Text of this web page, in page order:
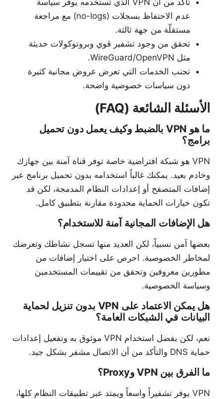
تأكد من أن VPN الذي تستخدمه يوفر سياسة
عدم الاحتفاظ بسجلات (no-logs) مع مراجعة
مستقلّة من جهة ثالثة.
تحقق من وجود تشفير قوي وبروتوكولات حديثة
مثل WireGuard/OpenVPN.
تجنب الخدمات التي تعرض عروض مجانية كثيرة
دون سياسات خصوصية واضحة.
الأسئلة الشائعة (FAQ)
ما هو VPN بالضبط وكيف يعمل دون تحميل
برامج؟
VPN هو شبكة افتراضية خاصة توفر قناة آمنة بين جهازك
وخادم بعيد. يمكنك غالباً استخدامه بدون تحميل برنامج عبر
إضافات المتصفح أو إعدادات النظام المدمجة، لكن قد
تكون خيارات الحماية محدودة مقارنة بتطبيق كامل.
هل الإضافات المجانية آمنة للاستخدام؟
بعضها آمن نسبياً، لكن العديد منها تسجل نشاطك وتعرضك
لمخاطر الخصوصية. احرص على اختيار إضافات من
مطورين معروفين وتحقق من تقييمات المستخدمين
وسياسة الخصوصية.
هل يمكن الاعتماد على VPN بدون تنزيل لحماية
البيانات في الشبكات العامة؟
نعم، لكن يفضل استخدام VPN موثوق به وتفعيل إعدادات
حماية DNS والتأكد من أن الاتصال مشفر بشكل جيد.
ما الفرق بين VPN وProxy؟
VPN يوفر تشفيراً واسعاً ويمتد عبر تطبيقات النظام كلها،